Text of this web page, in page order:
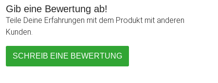
Gib eine Bewertung ab!
Teile Deine Erfahrungen mit dem Produkt mit anderen
Kunden.
SCHREIB EINE BEWERTUNG